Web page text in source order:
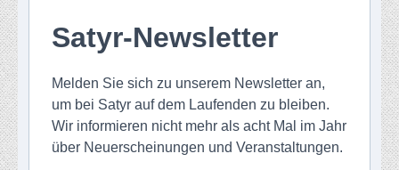
Satyr-Newsletter
Melden Sie sich zu unserem Newsletter an,
um bei Satyr auf dem Laufenden zu bleiben.
Wir informieren nicht mehr als acht Mal im Jahr
über Neuerscheinungen und Veranstaltungen.